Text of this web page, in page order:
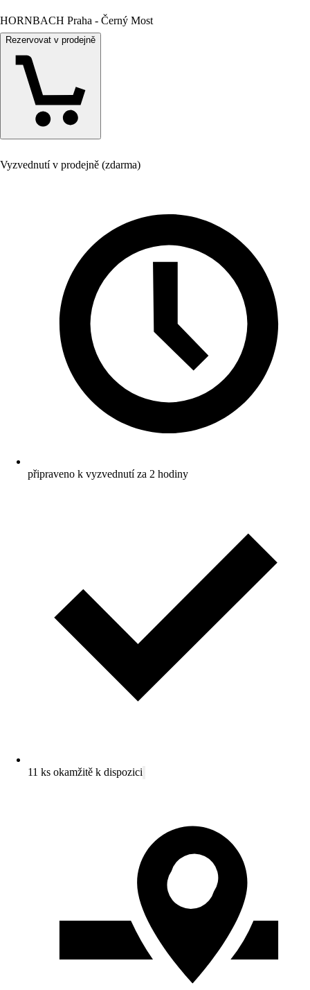
HORNBACH Praha - Černý Most
Rezervovat v prodejně
Vyzvednutí v prodejně (zdarma)
připraveno k vyzvednutí za 2 hodiny
11 ks okamžitě k dispozici